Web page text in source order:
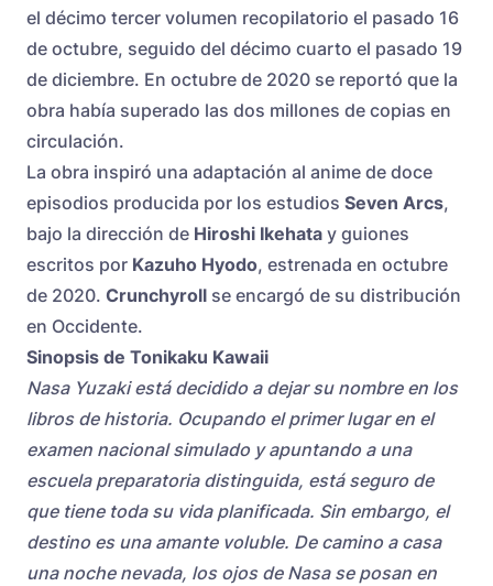
el décimo tercer volumen recopilatorio el pasado 16
de octubre, seguido del décimo cuarto el pasado 19
de diciembre. En octubre de 2020 se reportó que la
obra había superado las dos millones de copias en
circulación.
La obra inspiró una adaptación al anime de doce
episodios producida por los estudios Seven Arcs,
bajo la dirección de Hiroshi Ikehata y guiones
escritos por Kazuho Hyodo, estrenada en octubre
de 2020. Crunchyroll se encargó de su distribución
en Occidente.
Sinopsis de Tonikaku Kawaii
Nasa Yuzaki está decidido a dejar su nombre en los
libros de historia. Ocupando el primer lugar en el
examen nacional simulado y apuntando a una
escuela preparatoria distinguida, está seguro de
que tiene toda su vida planificada. Sin embargo, el
destino es una amante voluble. De camino a casa
una noche nevada, los ojos de Nasa se posan en